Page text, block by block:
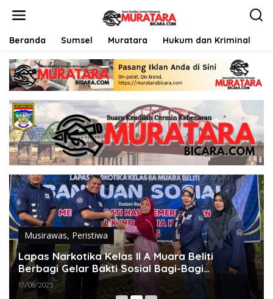
Beranda Sumsel Muratara Hukum dan Kriminal
Musirawas, Peristiwa
Lapas Narkotika Kelas II A Muara Beliti
Berbagi Gelar Bakti Sosial Bagi-Bagi
Sembako
17/08/2025